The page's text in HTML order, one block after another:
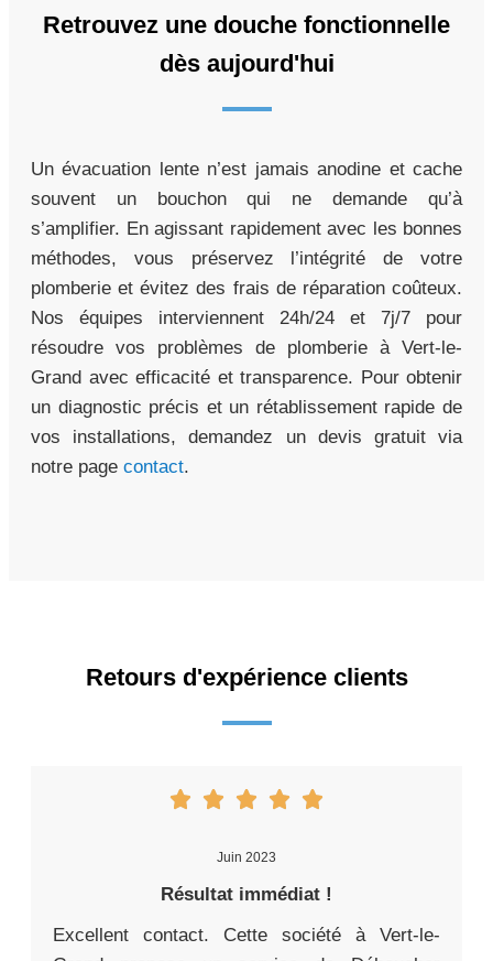
Retrouvez une douche fonctionnelle
dès aujourd'hui
Un évacuation lente n’est jamais anodine et cache
souvent un bouchon qui ne demande qu’à
s’amplifier. En agissant rapidement avec les bonnes
méthodes, vous préservez l’intégrité de votre
plomberie et évitez des frais de réparation coûteux.
Nos équipes interviennent 24h/24 et 7j/7 pour
résoudre vos problèmes de plomberie à Vert-le-
Grand avec efficacité et transparence. Pour obtenir
un diagnostic précis et un rétablissement rapide de
vos installations, demandez un devis gratuit via
notre page contact.
Retours d'expérience clients
Juin 2023
Résultat immédiat !
Excellent contact. Cette société à Vert-le-